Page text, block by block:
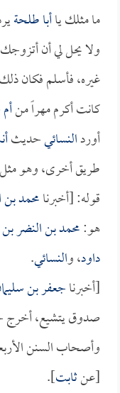
ما مثلك ياأبا طلحة
ولا يحل لي أن
غيره، فأسلم فكان
كانت أكرم مهراً من
أوردالنسائيحديث
طريق أخرى، وهو
قوله: [أخبرنامحمد
هو:محمد بن النضر
داود، والنسائي.
[أخبرناجعفر بن
صدوق يتشيع، أخرج
وأصحاب السنن
[عنثابت].